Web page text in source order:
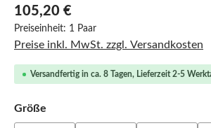
105,20 €
Preiseinheit: 1 Paar
Preise inkl. MwSt. zzgl. Versandkosten
Versandfertig in ca. 8 Tagen, Lieferzeit 2-5
Größe